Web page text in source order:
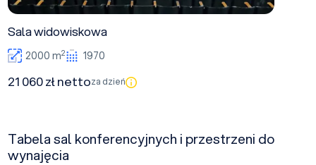
Sala widowiskowa
2000 m2 1970
21 060 zł nettoza dzień
Tabela sal konferencyjnych i przestrzeni do
wynajęcia